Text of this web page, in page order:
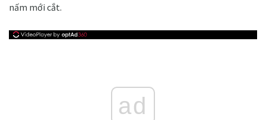
nấm mới cắt.
ad